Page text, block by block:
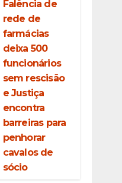
Falência de
rede de
farmácias
deixa 500
funcionários
sem rescisão
e Justiça
encontra
barreiras para
penhorar
cavalos de
sócio